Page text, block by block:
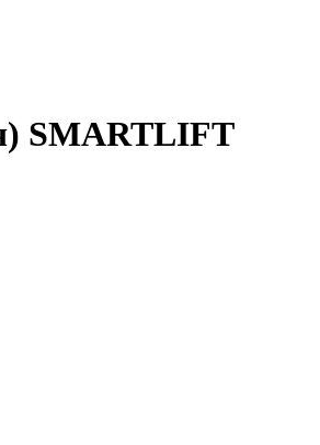
SMARTLIFT